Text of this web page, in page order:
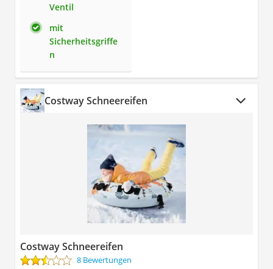
Ventil
mit
Sicherheitsgriffe
n
Costway Schneereifen
Costway Schneereifen
8 Bewertungen